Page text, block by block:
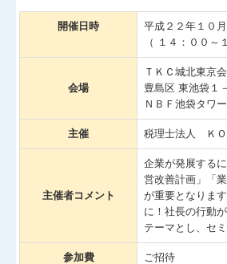
経営改善オンデマンド講座
開催日時
平成２２年１０月
（ １４：００～
会場
ＴＫＣ城北東京
豊島区 東池袋１
ＮＢＦ池袋タワ
主催 税理士法人 ＫＯ
主催者コメント
企業が発展する
営改善計画」「
が重要となりま
に！社長の行動
テーマとし、セ
参加費 ご招待